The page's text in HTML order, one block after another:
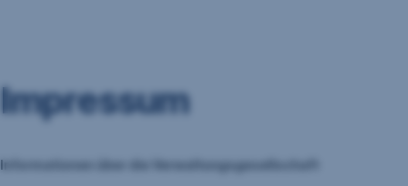
Impressum
Informationen über die Verwaltungsgesellschaft